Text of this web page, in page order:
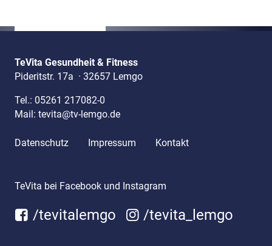
TeVita Gesundheit & Fitness
Pideritstr. 17a · 32657 Lemgo
Tel.: 05261 217082-0
Mail: tevita@tv-lemgo.de
Datenschutz Impressum Kontakt
TeVita bei Facebook und Instagram
/tevitalemgo /tevita_lemgo